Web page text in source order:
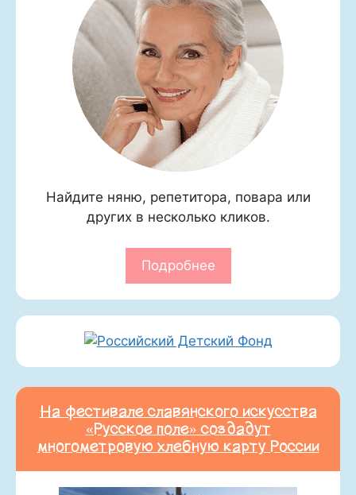
Найдите няню, репетитора, повара или
других в несколько кликов.
Подробнее
На фестивале славянского искусства
«Русское поле» создадут
многометровую хлебную карту России